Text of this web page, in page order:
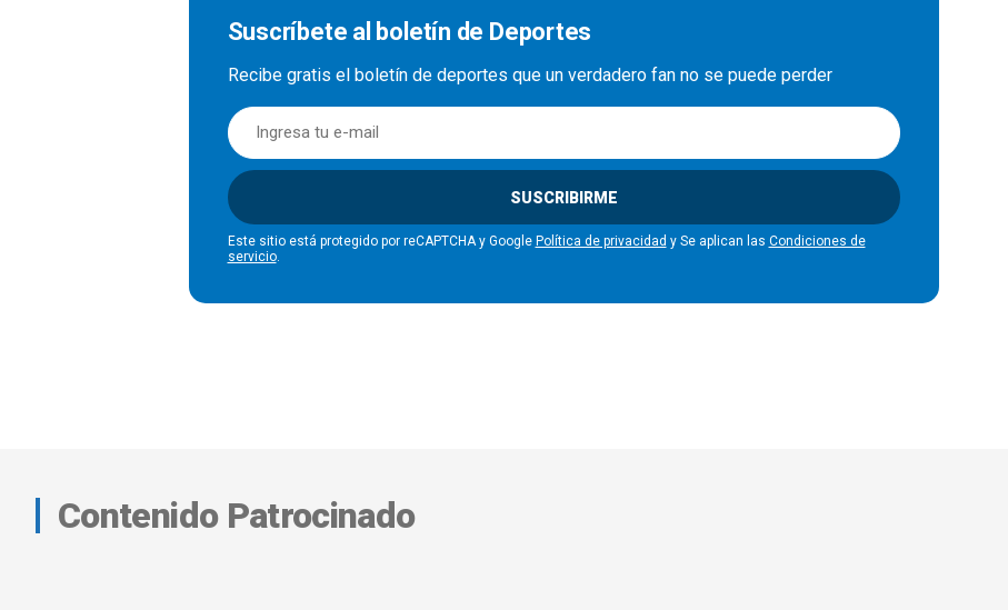
Suscríbete al boletín de Deportes
Recibe gratis el boletín de deportes que un verdadero fan no se puede perder
SUSCRIBIRME
Este sitio está protegido por reCAPTCHA y Google Política de privacidad y Se aplican las Condiciones de
servicio.
Contenido Patrocinado